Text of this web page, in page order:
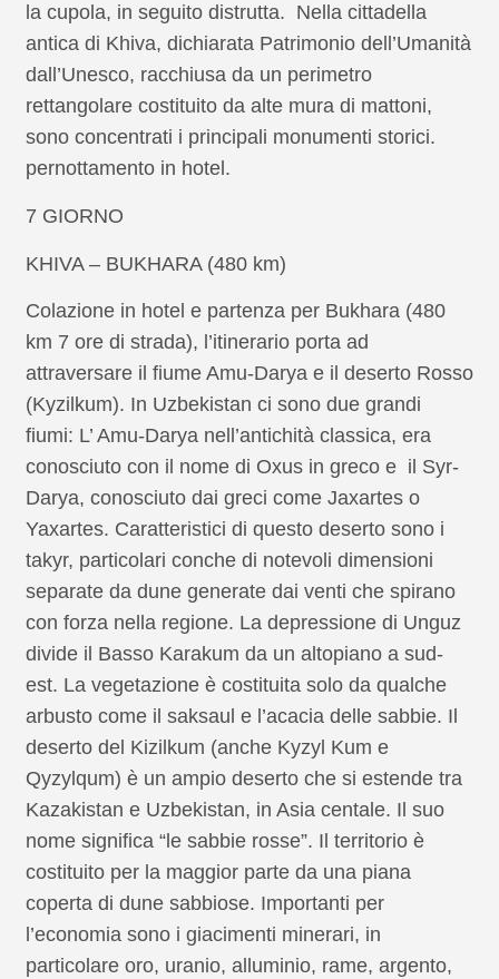
la cupola, in seguito distrutta. Nella cittadella
antica di Khiva, dichiarata Patrimonio dell’Umanità
dall’Unesco, racchiusa da un perimetro
rettangolare costituito da alte mura di mattoni,
sono concentrati i principali monumenti storici.
pernottamento in hotel.
7 GIORNO
KHIVA – BUKHARA (480 km)
Colazione in hotel e partenza per Bukhara (480
km 7 ore di strada), l’itinerario porta ad
attraversare il fiume Amu-Darya e il deserto Rosso
(Kyzilkum). In Uzbekistan ci sono due grandi
fiumi: L’ Amu-Darya nell’antichità classica, era
conosciuto con il nome di Oxus in greco e il Syr-
Darya, conosciuto dai greci come Jaxartes o
Yaxartes. Caratteristici di questo deserto sono i
takyr, particolari conche di notevoli dimensioni
separate da dune generate dai venti che spirano
con forza nella regione. La depressione di Unguz
divide il Basso Karakum da un altopiano a sud-
est. La vegetazione è costituita solo da qualche
arbusto come il saksaul e l’acacia delle sabbie. Il
deserto del Kizilkum (anche Kyzyl Kum e
Qyzylqum) è un ampio deserto che si estende tra
Kazakistan e Uzbekistan, in Asia centale. Il suo
nome significa “le sabbie rosse”. Il territorio è
costituito per la maggior parte da una piana
coperta di dune sabbiose. Importanti per
l’economia sono i giacimenti minerari, in
particolare oro, uranio, alluminio, rame, argento,